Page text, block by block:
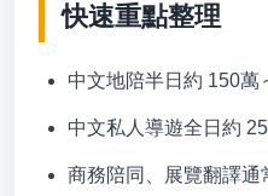
快速重點整理
中文地陪半日約 150萬
中文私人導遊全日約
商務陪同、展覽翻譯通